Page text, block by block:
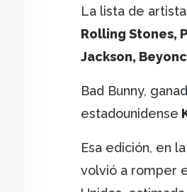
La lista de
Rolling Stones,
Jackson,
Bad Bunny,
estadounidense
Esa edición, en
volvió a romper